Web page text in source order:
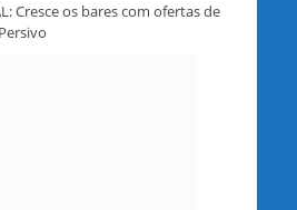
Cresce os bares com ofertas de